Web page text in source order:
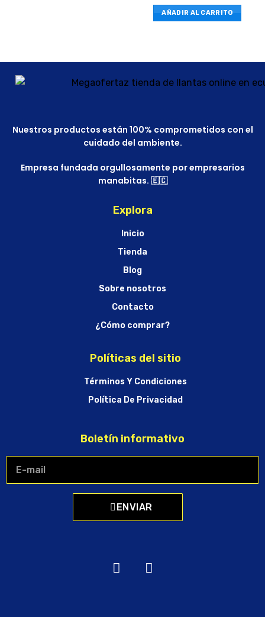
AÑADIR AL CARRITO
Nuestros productos están 100% comprometidos con el
cuidado del ambiente.
Empresa fundada orgullosamente por empresarios
manabitas. 🇪🇨
Explora
Inicio
Tienda
Blog
Sobre nosotros
Contacto
¿Cómo comprar?
Políticas del sitio
Términos Y Condiciones
Política De Privacidad
Boletín informativo
ENVIAR